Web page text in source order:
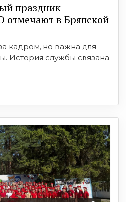
праздник
отмечают в Брянской
кадром, но важна для
История службы связана